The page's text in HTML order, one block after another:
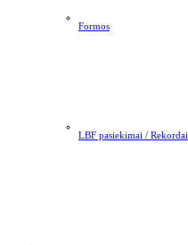
Formos
LBF pasiekimai / Rekordai